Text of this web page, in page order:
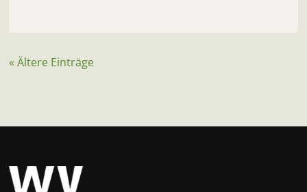
« Ältere Einträge